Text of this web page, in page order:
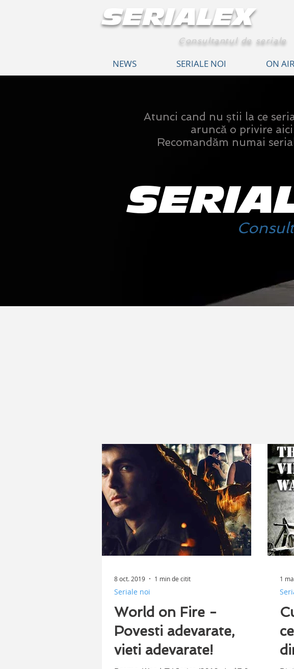
SERIALEX
Consultantul de seriale
Atunci cand nu știi la ce
aruncă o privire
Recomandăm numai
World on Fire -
Povesti adevarate,
vieti adevarate!
Seriale noi
8 oct. 2019 1 min de citit 1
NEWS SERIALE NOI ON AIR